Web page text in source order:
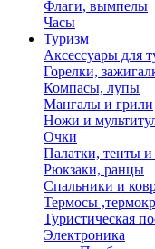
Флаги, вымпелы
Часы
Туризм
Аксессуары для
Горелки,
Компасы, лупы
Мангалы и грили
Ножи и
Очки
Палатки, тенты
Рюкзаки, ранцы
Спальники и
Термосы
Туристическая
Электроника